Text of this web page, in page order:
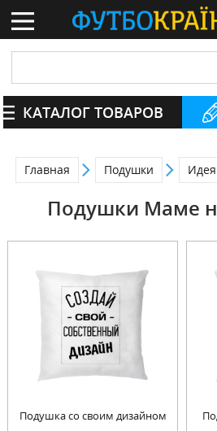
КАТАЛОГ ТОВАРОВ
Главная Подушки
Подушки Маме
Подушка со своим дизайном